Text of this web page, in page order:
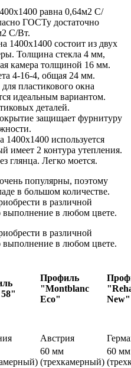
равна 0,64м2 С/
ГОСТу достаточно
С/Вт.
1400x1400 состоит из двух
Толщина стекла 4 мм,
камера толщиной 16 мм.
4-16-4, общая 24 мм.
пластикового окна
идеальным вариантом.
деталей.
защищает фурнитуру
1400x1400 используется
имеет 2 контура утепления.
глянца. Легко моется.
популярны, поэтому
в большом количестве.
в различной
в любом цвете.
в различной
в любом цвете.
Профиль
"Montblanc
Eco"
New"
Австрия
60 мм
(трехкамерный)
60 мм